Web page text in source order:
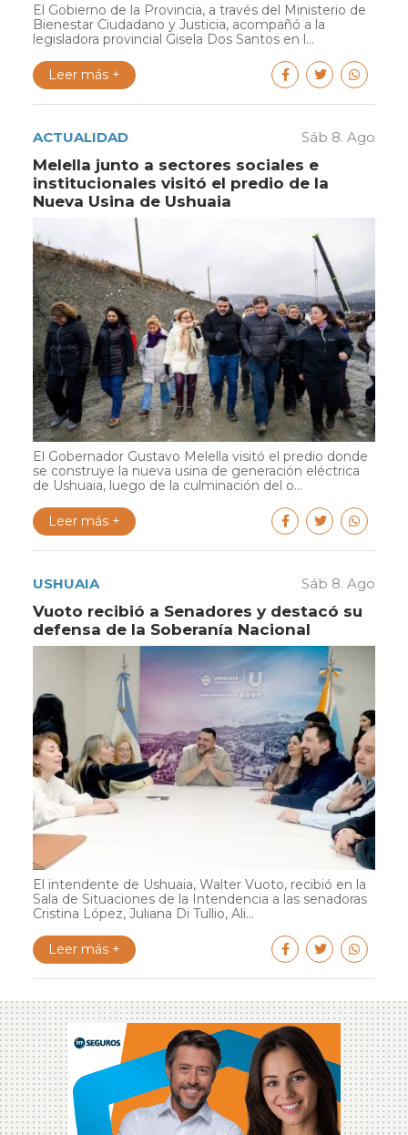
El Gobierno de la Provincia, a través del Ministerio de
Bienestar Ciudadano y Justicia, acompañó a la
legisladora provincial Gisela Dos Santos en l...
Leer más +
ACTUALIDAD Sáb 8. Ago
Melella junto a sectores sociales e
institucionales visitó el predio de la
Nueva Usina de Ushuaia
El Gobernador Gustavo Melella visitó el predio donde
se construye la nueva usina de generación eléctrica
de Ushuaia, luego de la culminación del o...
Leer más +
USHUAIA Sáb 8. Ago
Vuoto recibió a Senadores y destacó su
defensa de la Soberanía Nacional
El intendente de Ushuaia, Walter Vuoto, recibió en la
Sala de Situaciones de la Intendencia a las senadoras
Cristina López, Juliana Di Tullio, Ali...
Leer más +